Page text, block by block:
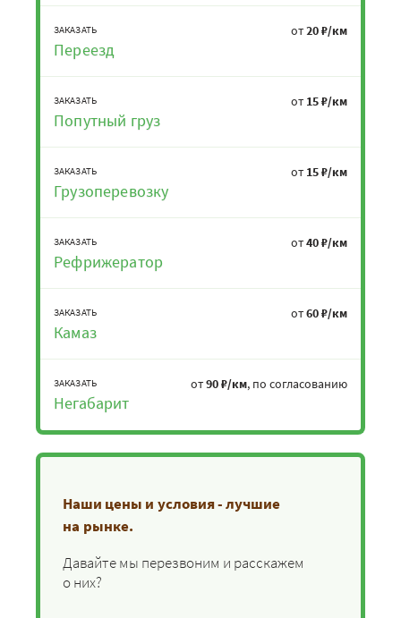
ЗАКАЗАТЬ
Переезд
от20 ₽/км
ЗАКАЗАТЬ
Попутный груз
от 15 ₽/км
ЗАКАЗАТЬ
Грузоперевозку
от 15 ₽/км
ЗАКАЗАТЬ
Рефрижератор
от40 ₽/км
ЗАКАЗАТЬ
Камаз
от60 ₽/км
ЗАКАЗАТЬ
Негабарит
от90 ₽/км, по согласованию
Наши цены и условия - лучшие
на рынке.
Давайте мы перезвоним и расскажем
о них?